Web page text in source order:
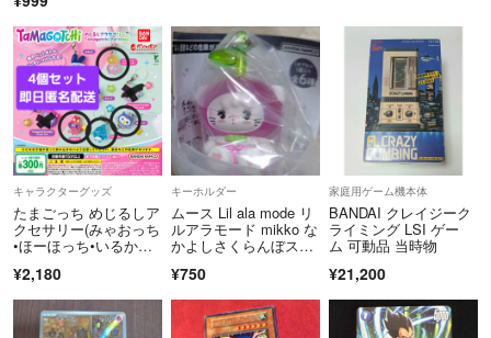
ニー ブルーバニー
キャラクターグッズ
たまごっち めじるしア
クセサリー(みゃおっち
•ほーほっち•いるかっ
キッズ)4個セット
¥2,180
キーホルダー
ムース Lil ala mode リ
ルアラモード mikko な
かよしさくらんぼスイ
¥750
家庭用ゲーム機本体
BANDAI クレイジーク
ライミング LSI ゲー
ム 可動品 当時物
¥21,200